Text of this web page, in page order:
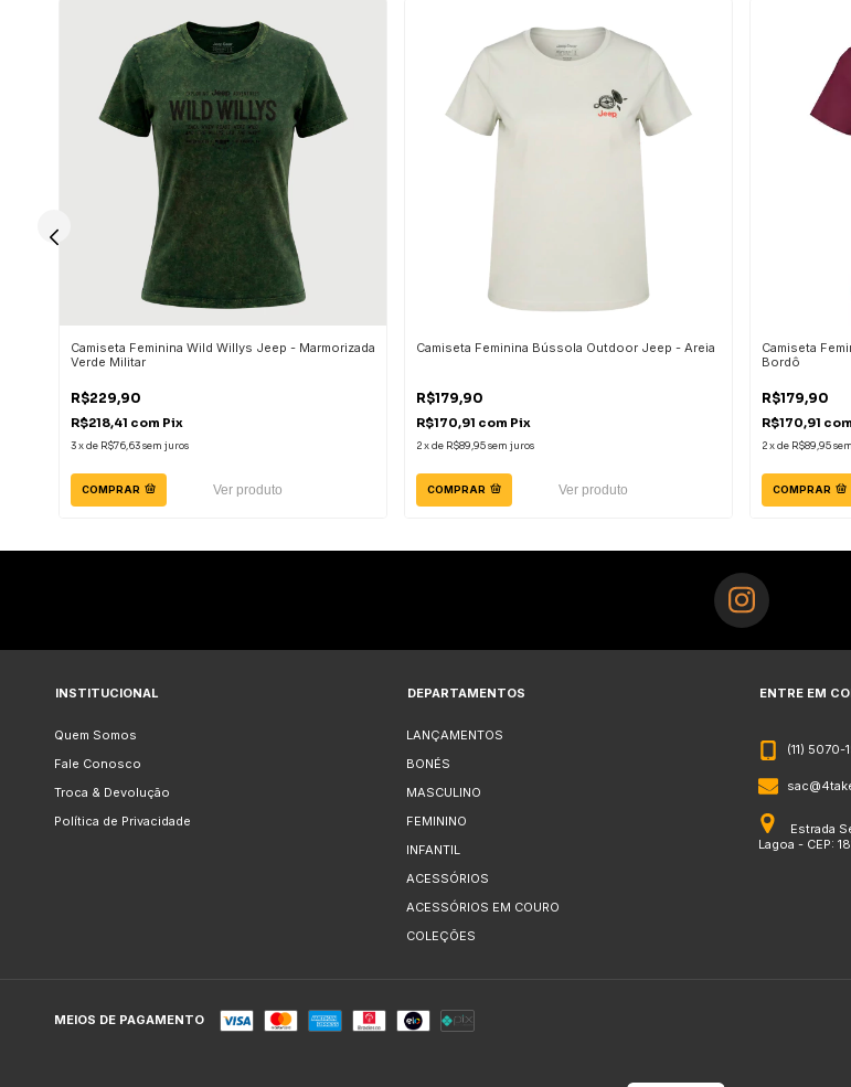
Camiseta Feminina Wild Willys Jeep - Marmorizada
Verde Militar
R$229,90
R$218,41 com Pix
3 xde R$76,63 sem juros
COMPRAR Ver produto
Camiseta Feminina Bússola Outdoor Jeep - Areia
R$179,90
R$170,91 com Pix
2xde R$89,95sem juros
COMPRAR Ver produto
Camiseta
Bordô
R$179,90
R$170,91 com
2xde R$89,95
COMPRAR
INSTITUCIONAL
Quem Somos
Fale Conosco
Troca & Devolução
Política de Privacidade
DEPARTAMENTOS
LANÇAMENTOS
BONÉS
MASCULINO
FEMININO
INFANTIL
ACESSÓRIOS
ACESSÓRIOS EM COURO
COLEÇÕES
ENTRE EM
(11) 5070-
Estrada
Lagoa - CEP:
MEIOS DE PAGAMENTO